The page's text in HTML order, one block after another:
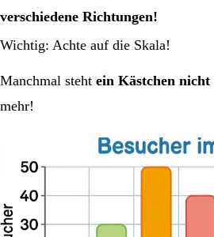
verschiedene Richtungen!
Wichtig: Achte auf die Skala!
Manchmal steht ein Kästchen nicht
mehr!